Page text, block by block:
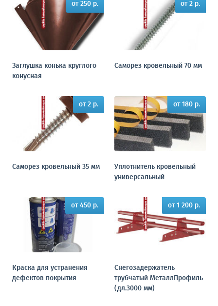
от 250 р.
Заглушка конька круглого
конусная
от 2 р.
Саморез кровельный 70 мм
от 2 р.
Саморез кровельный 35 мм
от 180 р.
Уплотнитель кровельный
универсальный
от 450 р.
Краска для устранения
дефектов покрытия
от 1 200 р.
Снегозадержатель
трубчатый МеталлПрофиль
(дл.3000 мм)